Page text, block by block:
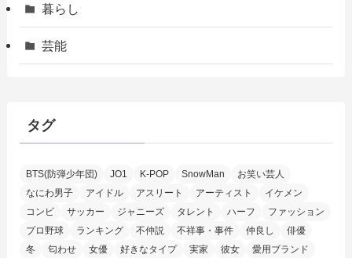
暮らし
芸能
タグ
BTS(防弾少年団) JO1 K-POP SnowMan
お笑い芸人
なにわ男子
アイドル アスリート アーティスト
イケメン
コンビ
サッカー ジャニーズ タレント ハーフ
ファッション
プロ野球
ランキング 不仲説 不祥事・事件 仲良し
俳優
冬
匂わせ 女優 好きなタイプ 実家 彼女
愛用ブランド